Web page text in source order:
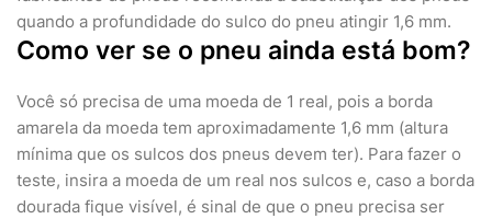
quando a profundidade do sulco do pneu atingir 1,6 mm.
Como ver se o pneu ainda está bom?
Você só precisa de uma moeda de 1 real, pois a borda
amarela da moeda tem aproximadamente 1,6 mm (altura
mínima que os sulcos dos pneus devem ter). Para fazer o
teste, insira a moeda de um real nos sulcos e, caso a borda
dourada fique visível, é sinal de que o pneu precisa ser